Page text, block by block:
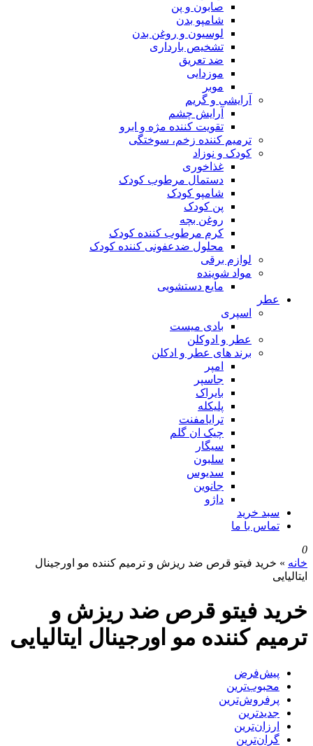
صابون و پن
شامپو بدن
لوسیون و روغن بدن
تشخیص بارداری
ضد تعریق
موزدایی
موبر
آرایشی و گریم
آرایش چشم
تقویت کننده مژه و ابرو
ترمیم کننده زخم، سوختگی
کودک و نوزاد
غذاخوری
دستمال مرطوب کودک
شامپو کودک
پن کودک
روغن بچه
کرم مرطوب کننده کودک
محلول ضدعفونی کننده کودک
لوازم برقی
مواد شوینده
مایع دستشویی
عطر
اسپری
بادی میست
عطر و ادوکلن
برند های عطر و ادکلن
امپر
جاسپر
بایراک
پلیکله
ترایامفنت
چیک ان گلم
سیگار
سلبون
سدیوس
جانوین
داژو
سبد خرید
تماس با ما
0
خانه » خرید فیتو قرص ضد ریزش و ترمیم کننده مو اورجینال
ایتالیایی
خرید فیتو قرص ضد ریزش و
ترمیم کننده مو اورجینال ایتالیایی
پیش‌فرض
محبوب‌ترین
پرفروش‌ترین
جدیدترین
ارزان‌ترین
گران‌ترین